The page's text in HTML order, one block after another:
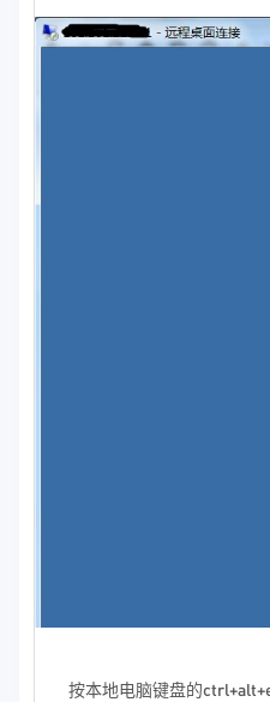
按本地电脑键盘的